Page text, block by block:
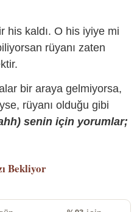
his kaldı. O his iyiye mi
rüyanı zaten
bir araya gelmiyorsa,
rüyanı olduğu gibi
senin için yorumlar;
Bekliyor